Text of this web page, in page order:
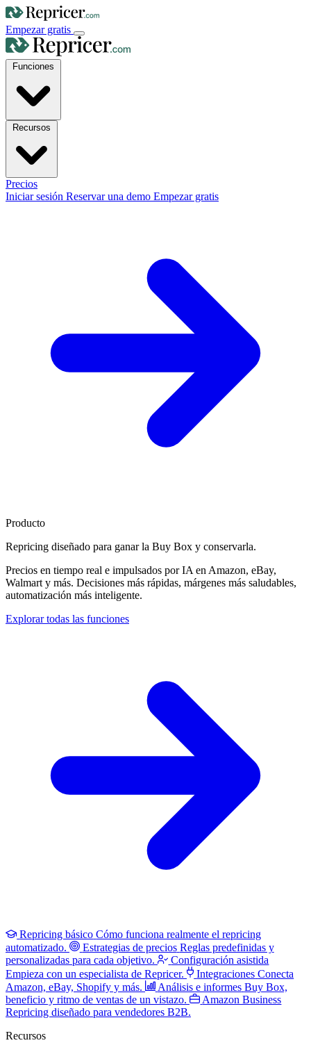
Empezar gratis
Precios
Iniciar sesión Reservar una demo Empezar gratis
Producto
Repricing diseñado para ganar la Buy Box y conservarla.
Precios en tiempo real e impulsados por IA en Amazon, eBay,
Walmart y más. Decisiones más rápidas, márgenes más saludables,
automatización más inteligente.
Explorar todas las funciones
Repricing básico Cómo funciona realmente el repricing
automatizado.
Estrategias de precios Reglas predefinidas y
personalizadas para cada objetivo.
Configuración asistida
Empieza con un especialista de Repricer.
Integraciones Conecta
Amazon, eBay, Shopify y más.
Análisis e informes Buy Box,
beneficio y ritmo de ventas de un vistazo.
Amazon Business
Repricing diseñado para vendedores B2B.
Recursos